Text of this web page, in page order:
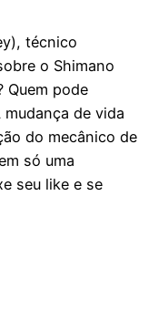
técnico
o Shimano
Quem pode
de vida
do mecânico de
só uma
seu like e se